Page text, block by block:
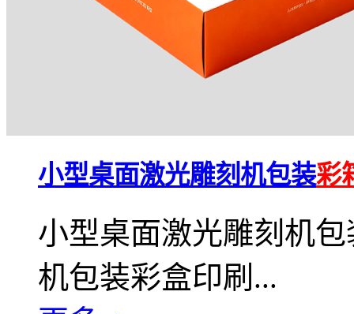
小型桌面激光雕刻机包装彩
小型桌面激光雕刻机
机包装彩盒印刷...